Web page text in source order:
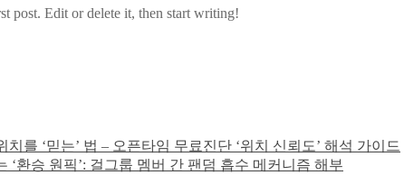
이
post. Edit or delete it, then start writing!
를 ‘믿는’ 법 – 오픈타임 무료진단 ‘위치 신뢰도’ 해석 가이드
‘환승 원픽’: 걸그룹 멤버 간 팬덤 흡수 메커니즘 해부